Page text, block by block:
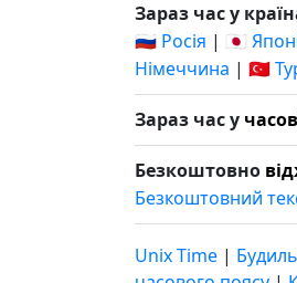
Зараз час у
🇷🇺 Росія | 🇯🇵
Німеччина | 🇹🇷
Зараз час у
Безкоштовно
Безкоштовний
Unix Time |